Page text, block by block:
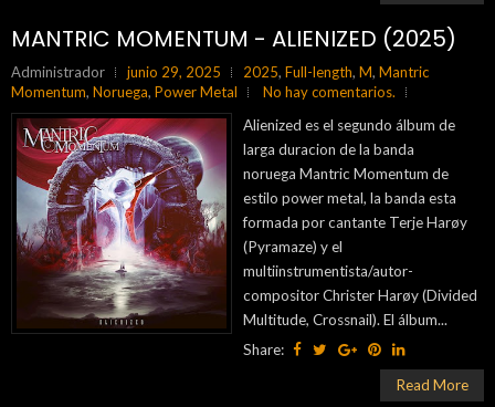
MANTRIC MOMENTUM - ALIENIZED (2025)
Administrador junio 29, 2025 2025, Full-length, M, Mantric
Momentum, Noruega, Power Metal
No hay comentarios.
Alienized es el segundo álbum de
larga duracion de la banda
noruega Mantric Momentum de
estilo power metal, la banda esta
formada por cantante Terje Harøy
(Pyramaze) y el
multiinstrumentista/autor-
compositor Christer Harøy (Divided
Multitude, Crossnail). El álbum...
Share:
Read More